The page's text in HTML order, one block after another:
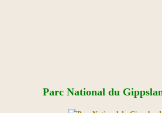
Parc National du